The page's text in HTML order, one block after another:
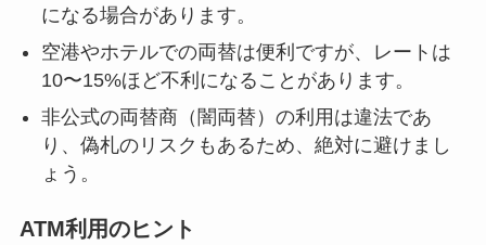
になる場合があります。
空港やホテルでの両替は便利ですが、レートは
10〜15%ほど不利になることがあります。
非公式の両替商（闇両替）の利用は違法であ
り、偽札のリスクもあるため、絶対に避けまし
ょう。
ATM利用のヒント